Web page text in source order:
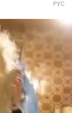
РУС